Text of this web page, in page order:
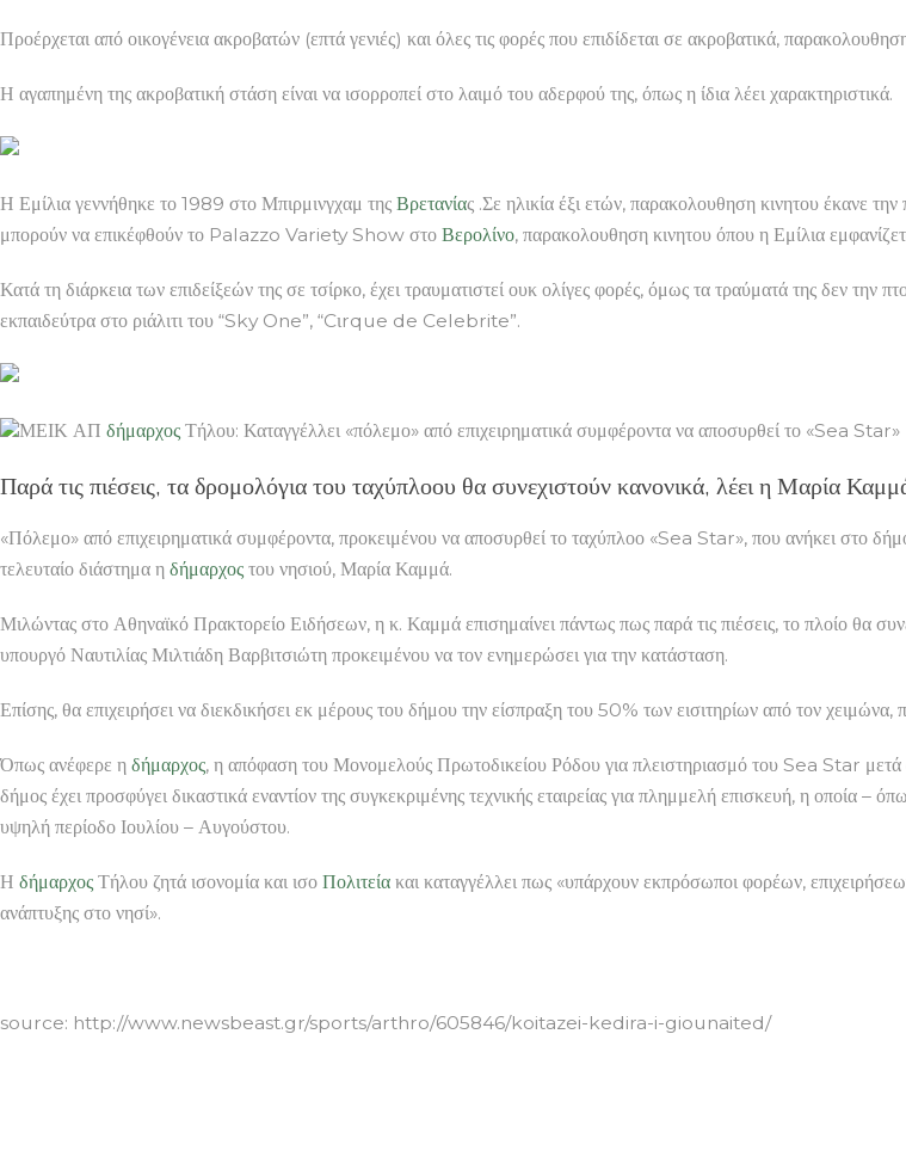
Προέρχεται από οικογένεια ακροβατών (επτά γενιές) και όλες τις φορές που επιδίδεται σε ακροβατικά,
Η αγαπημένη της ακροβατική στάση είναι να ισορροπεί στο λαιμό του αδερφού της, όπως η ίδια λέει χαρακτηριστικά.
Η Εμίλια γεννήθηκε το 1989 στο Μπιρμινγχαμ της Βρετανίας .Σε ηλικία έξι ετών, παρακολουθηση κινητου έκανε
μπορούν να επικέφθούν το Palazzo Variety Show στο Βερολίνο, παρακολουθηση κινητου όπου η Εμίλια
Κατά τη διάρκεια των επιδείξεών της σε τσίρκο, έχει τραυματιστεί ουκ ολίγες φορές, όμως τα τραύματά της δεν
εκπαιδεύτρα στο ριάλιτι του “Sky One”, “Cιrque de Celebrite”.
ΜΕΙΚ ΑΠ δήμαρχος Τήλου: Καταγγέλλει «πόλεμο» από επιχειρηματικά συμφέροντα να αποσυρθεί το «Sea Star»
Παρά τις πιέσεις, τα δρομολόγια του ταχύπλοου θα συνεχιστούν κανονικά, λέει η Μαρία
«Πόλεμο» από επιχειρηματικά συμφέροντα, προκειμένου να αποσυρθεί το ταχύπλοο «Sea Star», που ανήκει στο
τελευταίο διάστημα η δήμαρχος του νησιού, Μαρία Καμμά.
Μιλώντας στο Αθηναϊκό Πρακτορείο Ειδήσεων, η κ. Καμμά επισημαίνει πάντως πως παρά τις πιέσεις, το πλοίο θα
υπουργό Ναυτιλίας Μιλτιάδη Βαρβιτσιώτη προκειμένου να τον ενημερώσει για την κατάσταση.
Επίσης, θα επιχειρήσει να διεκδικήσει εκ μέρους του δήμου την είσπραξη του 50% των εισιτηρίων από τον χειμώνα,
Όπως ανέφερε η δήμαρχος, η απόφαση του Μονομελούς Πρωτοδικείου Ρόδου για πλειστηριασμό του Sea Star μετά
δήμος έχει προσφύγει δικαστικά εναντίον της συγκεκριμένης τεχνικής εταιρείας για πλημμελή επισκευή, η οποία –
υψηλή περίοδο Ιουλίου – Αυγούστου.
Η δήμαρχος Τήλου ζητά ισονομία και ισο Πολιτεία και καταγγέλλει πως «υπάρχουν εκπρόσωποι φορέων,
ανάπτυξης στο νησί».
source: http://www.newsbeast.gr/sports/arthro/605846/koitazei-kedira-i-giounaited/